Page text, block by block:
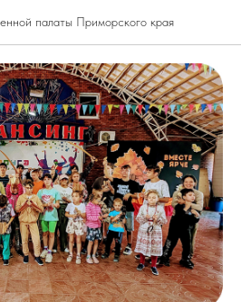
палаты Приморского края